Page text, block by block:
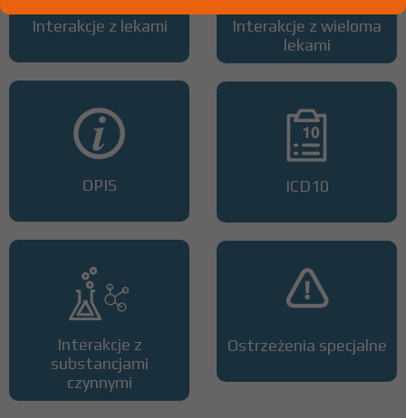
Interakcje z lekami
OPIS
Interakcje z
substancjami
czynnymi
Interakcje z wieloma
lekami
ICD10
Ostrzeżenia specjalne